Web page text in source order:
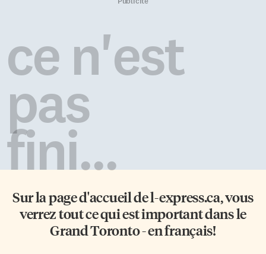
scientifique Pallab Ghosh, le 4
janvier. Le point de départ de
ce dernier est un dilemme
politique très britannique: en
médecine vétérinaire du […]
44% de la population de
Toronto. Seulement 25% des
ayants droit à […]
ce n'est
pas
fini...
Sur la page d'accueil del-express.ca, vous
verrez tout ce qui est important dans le
Grand Toronto - en français!